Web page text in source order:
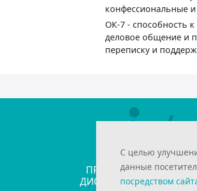
конфессиональные
ОК-7 - способность
деловое общение и
переписку и
ПРОГРАММНАЯ
ДИСТАНЦИОННОГО
С целью
данные
посредством